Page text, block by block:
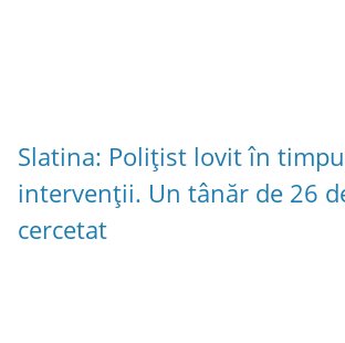
Slatina: Polițist lovit în
intervenții. Un tânăr de 26
cercetat